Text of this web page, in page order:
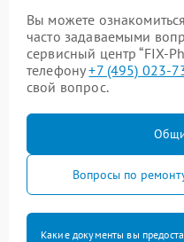
Вы можете
часто задаваемыми
сервисный центр “FIX-
телефону+7 (495) 023-
свой вопрос.
Вопросы по
Какие документы вы